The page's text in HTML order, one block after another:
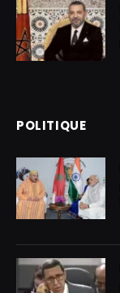
POLITIQUE